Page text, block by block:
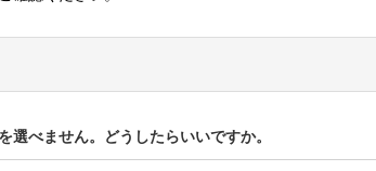
べません。どうしたらいいですか。